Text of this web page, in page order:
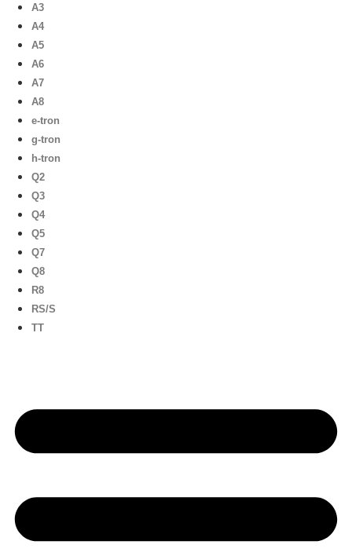
A3
A4
A5
A6
A7
A8
e-tron
g-tron
h-tron
Q2
Q3
Q4
Q5
Q7
Q8
R8
RS/S
TT